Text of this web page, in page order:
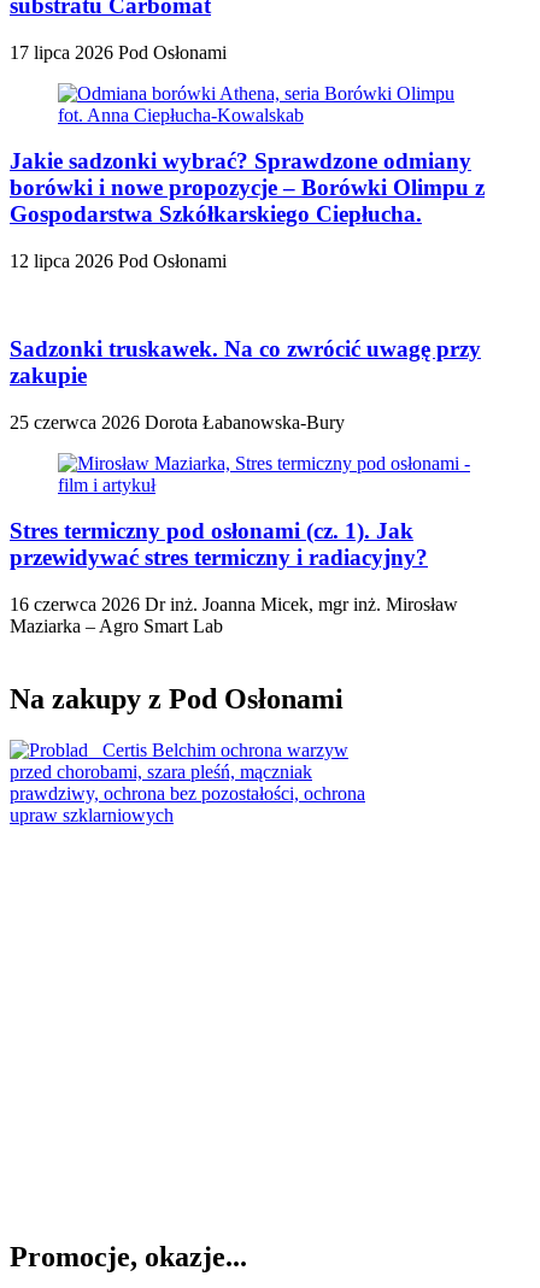
substratu Carbomat
17 lipca 2026 Pod Osłonami
Jakie sadzonki wybrać? Sprawdzone odmiany
borówki i nowe propozycje – Borówki Olimpu z
Gospodarstwa Szkółkarskiego Ciepłucha.
12 lipca 2026 Pod Osłonami
Sadzonki truskawek. Na co zwrócić uwagę przy
zakupie
25 czerwca 2026 Dorota Łabanowska-Bury
Stres termiczny pod osłonami (cz. 1). Jak
przewidywać stres termiczny i radiacyjny?
16 czerwca 2026 Dr inż. Joanna Micek, mgr inż. Mirosław
Maziarka – Agro Smart Lab
Na zakupy z Pod Osłonami
Promocje, okazje...